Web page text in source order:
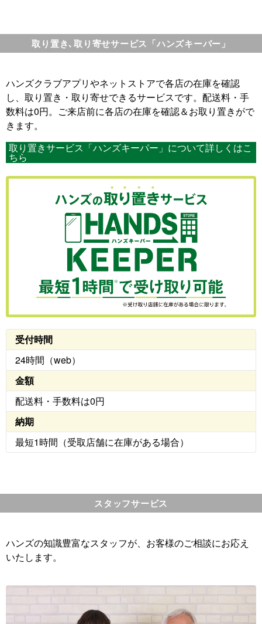
取り置き､取り寄せサービス「ハンズキーパー」
ハンズクラブアプリやネットストアで各店の在庫を確認
し、取り置き・取り寄せできるサービスです。配送料・手
数料は0円。ご来店前に各店の在庫を確認＆お取り置きがで
きます。
取り置きサービス「ハンズキーパー」について詳しくはこ
ちら
受付時間
24時間（web）
金額
配送料・手数料は0円
納期
最短1時間（受取店舗に在庫がある場合）
スタッフサービス
ハンズの知識豊富なスタッフが、お客様のご相談にお応え
いたします。